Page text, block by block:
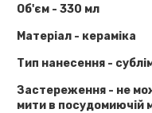
Об'єм - 330 мл
Матеріал - кераміка
Тип нанесення -
Застереження - не
мити в посудомиючій